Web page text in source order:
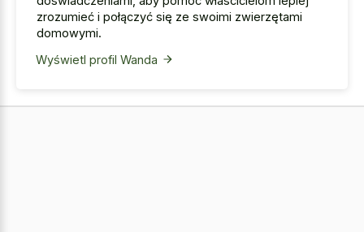
zrozumieć i połączyć się ze swoimi zwierzętami
domowymi.
Wyświetl profil Wanda